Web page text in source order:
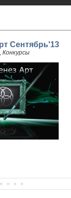
Сентябрь'13
Конкурсы